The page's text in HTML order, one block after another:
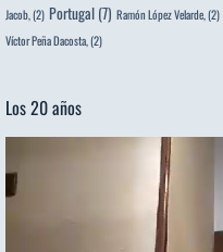
Jacob, (2) Portugal (7) Ramón López Velarde, (2)
Víctor Peña Dacosta, (2)
Los 20 años
de
vídeo